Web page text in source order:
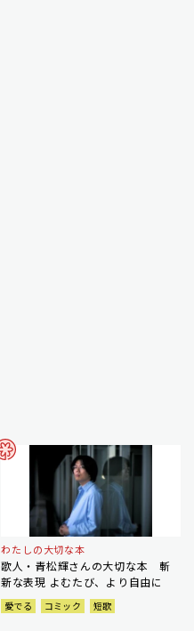
わたしの大切な本
歌人・青松輝さんの大切な本 斬
新な表現 よむたび、より自由に
愛でる コミック 短歌